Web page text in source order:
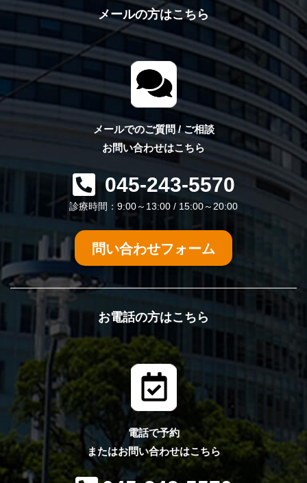
メールの方はこちら
メールでのご質問 / ご相談
お問い合わせはこちら
045-243-5570
診療時間：9:00～13:00 / 15:00～20:00
問い合わせフォーム
お電話の方はこちら
電話で予約
またはお問い合わせはこちら